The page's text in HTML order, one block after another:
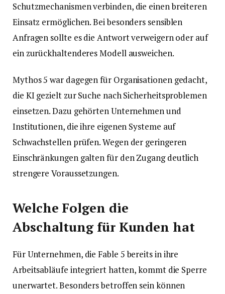
Schutzmechanismen verbinden, die einen breiteren
Einsatz ermöglichen. Bei besonders sensiblen
Anfragen sollte es die Antwort verweigern oder auf
ein zurückhaltenderes Modell ausweichen.
Mythos 5 war dagegen für Organisationen gedacht,
die KI gezielt zur Suche nach Sicherheitsproblemen
einsetzen. Dazu gehörten Unternehmen und
Institutionen, die ihre eigenen Systeme auf
Schwachstellen prüfen. Wegen der geringeren
Einschränkungen galten für den Zugang deutlich
strengere Voraussetzungen.
Welche Folgen die
Abschaltung für Kunden hat
Für Unternehmen, die Fable 5 bereits in ihre
Arbeitsabläufe integriert hatten, kommt die Sperre
unerwartet. Besonders betroffen sein können